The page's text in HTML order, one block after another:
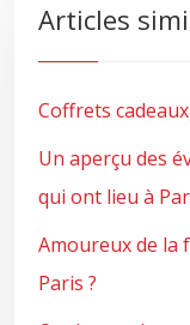
Articles
Coffrets
Un aperçu des
qui ont lieu à
Amoureux de la
Paris ?